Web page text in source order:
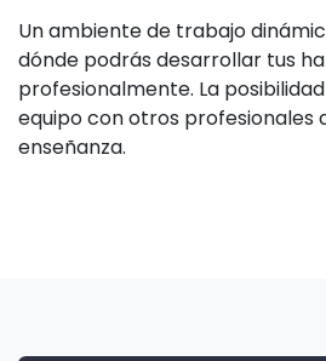
Un ambiente de trabajo
dónde podrás desarrollar tus
profesionalmente. La
equipo con otros profesionales
enseñanza.